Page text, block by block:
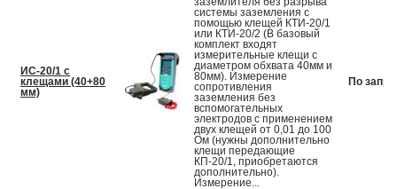
ИС-20/1 с
клещами (40+80
мм)
системы заземления с
помощью клещей КТИ-20/1
или КТИ-20/2 (В базовый
комплект входят
измерительные клещи с
диаметром обхвата 40мм и
80мм). Измерение
сопротивления
заземления без
вспомогательных
электродов с применением
двух клещей от 0,01 до 100
Ом (нужны дополнительно
клещи передающие
КП-20/1, приобретаются
дополнительно).
Измерение...
По